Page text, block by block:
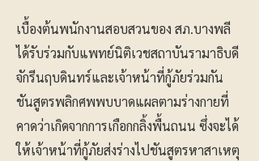
เบื้องต้นพนักงานสอบสวนของ สภ.บางพลี
ได้รับร่วมกับแพทย์นิติเวชสถาบันรามาธิบดี
จักรีนฤบดินทร์และเจ้าหน้าที่กู้ภัยร่วมกัน
ชันสูตรพลิกศพพบบาดแผลตามร่างกายที่
คาดว่าเกิดจากการเกือกกลิ้งพื้นถนน ซึ่งจะได้
ให้เจ้าหน้าที่กู้ภัยส่งร่างไปชันสูตรหาสาเหตุ